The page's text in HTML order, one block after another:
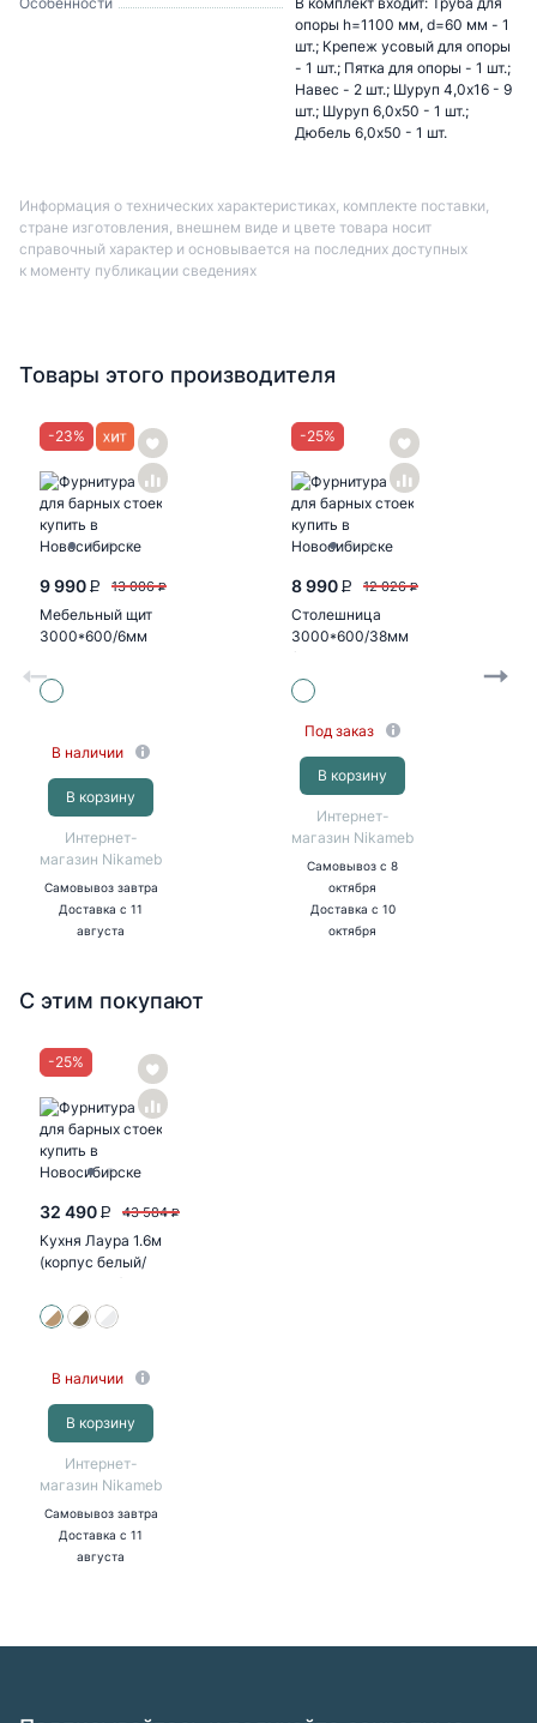
опоры h=1100 мм, d=60 мм - 1
шт.; Крепеж усовый для опоры
- 1 шт.; Пятка для опоры - 1 шт.;
Навес - 2 шт.; Шуруп 4,0х16 - 9
шт.; Шуруп 6,0х50 - 1 шт.;
Дюбель 6,0х50 - 1 шт.
Информация о технических характеристиках, комплекте поставки,
стране изготовления, внешнем виде и цвете товара носит
справочный характер и основывается на последних доступных
к моменту публикации сведениях
Товары этого производителя
-23%
9 990 P 13 006 P
Мебельный щит
3000*600/6мм
В наличии
В корзину
Интернет-
магазин Nikameb
Самовывоз завтра
Доставка с 11
августа
-25%
8 990 P 12 026 P
Столешница
3000*600/38мм
(№ 120гл олива
жемчужная)
Под заказ
В корзину
Интернет-
магазин Nikameb
Самовывозс 8
октября
Доставка с 10
октября
С этим покупают
-25%
32 490 P 43 584 P
Кухня Лаура 1.6м
(корпус белый/
38мм дуб
бунратти
В наличии
В корзину
Интернет-
магазин Nikameb
Самовывоз завтра
Доставка с 11
августа